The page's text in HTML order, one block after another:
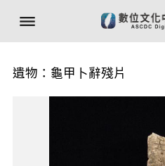
遺物：龜甲卜辭殘片